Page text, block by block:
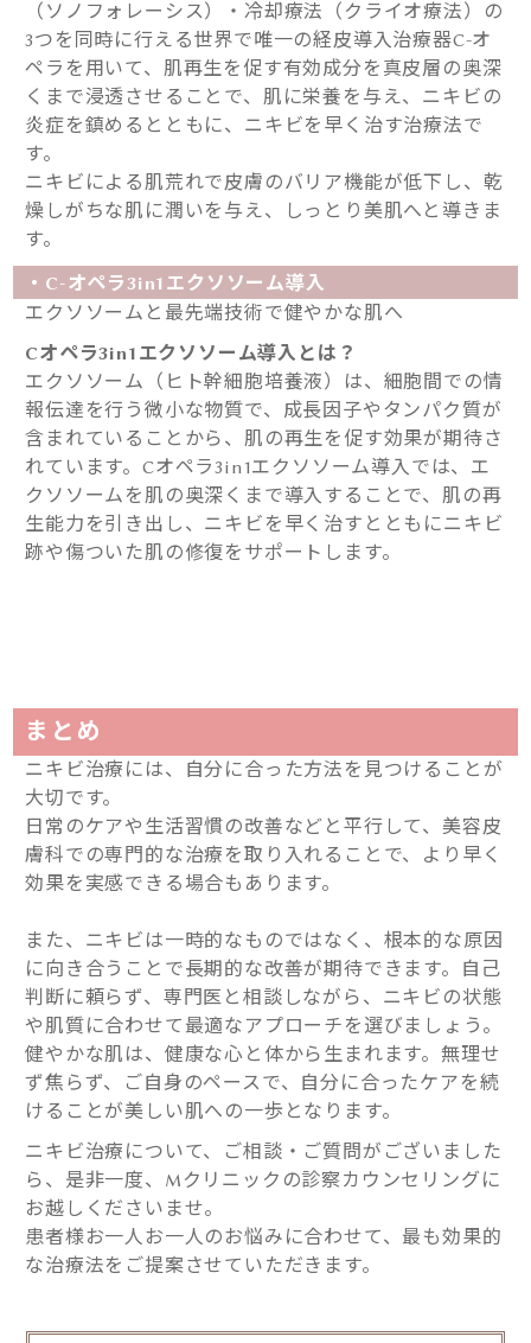
（ソノフォレーシス）・冷却療法（クライオ療法）の
3つを同時に行える世界で唯一の経皮導入治療器C-オ
ペラを用いて、肌再生を促す有効成分を真皮層の奥深
くまで浸透させることで、肌に栄養を与え、ニキビの
炎症を鎮めるとともに、ニキビを早く治す治療法で
す。
ニキビによる肌荒れで皮膚のバリア機能が低下し、乾
燥しがちな肌に潤いを与え、しっとり美肌へと導きま
す。
・C-オペラ3in1エクソソーム導入
エクソソームと最先端技術で健やかな肌へ
Cオペラ3in1エクソソーム導入とは？
エクソソーム（ヒト幹細胞培養液）は、細胞間での情
報伝達を行う微小な物質で、成長因子やタンパク質が
含まれていることから、肌の再生を促す効果が期待さ
れています。Cオペラ3in1エクソソーム導入では、エ
クソソームを肌の奥深くまで導入することで、肌の再
生能力を引き出し、ニキビを早く治すとともにニキビ
跡や傷ついた肌の修復をサポートします。
まとめ
ニキビ治療には、自分に合った方法を見つけることが
大切です。
日常のケアや生活習慣の改善などと平行して、美容皮
膚科での専門的な治療を取り入れることで、より早く
効果を実感できる場合もあります。
また、ニキビは一時的なものではなく、根本的な原因
に向き合うことで長期的な改善が期待できます。自己
判断に頼らず、専門医と相談しながら、ニキビの状態
や肌質に合わせて最適なアプローチを選びましょう。
健やかな肌は、健康な心と体から生まれます。無理せ
ず焦らず、ご自身のペースで、自分に合ったケアを続
けることが美しい肌への一歩となります。
ニキビ治療について、ご相談・ご質問がございました
ら、是非一度、Mクリニックの診察カウンセリングに
お越しくださいませ。
患者様お一人お一人のお悩みに合わせて、最も効果的
な治療法をご提案させていただきます。